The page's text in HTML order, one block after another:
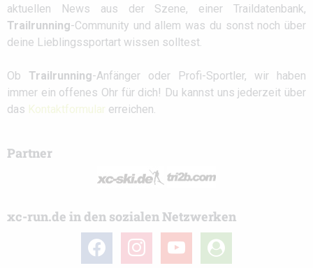
aktuellen News aus der Szene, einer Traildatenbank,
Trailrunning-Community und allem was du sonst noch über
deine Lieblingssportart wissen solltest.
Ob Trailrunning-Anfänger oder Profi-Sportler, wir haben
immer ein offenes Ohr für dich! Du kannst uns jederzeit über
das Kontaktformular erreichen.
Partner
xc-run.de in den sozialen Netzwerken
facebook instagramyoutube
user-
circle